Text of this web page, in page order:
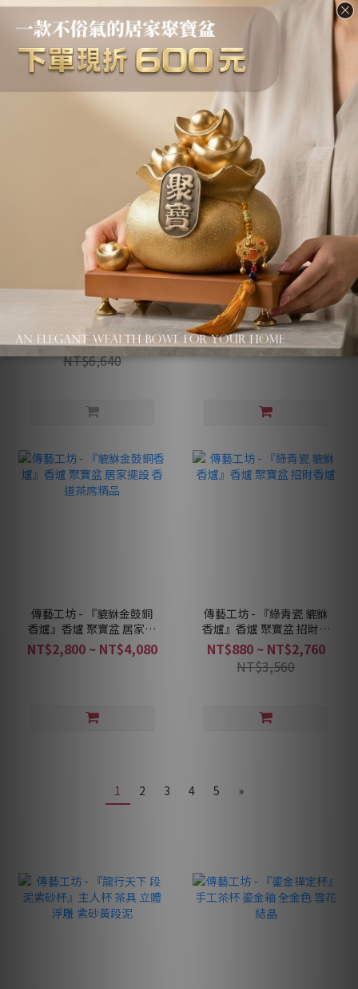
銅香爐』小香爐 聚寶盆 居
家擺設 香道茶席精品
NT$2,800 ~ NT$5,770
NT$6,640
花銅香爐』大香爐 聚寶盆
居家擺設 香道茶席精品
NT$3,800 ~ NT$6,770
傳藝工坊 - 『雙龍戲珠 銅
香爐』香爐 聚寶盆 居家擺
設 香道茶席精品
NT$2,800 ~ NT$5,770
NT$6,640
傳藝工坊 - 『竹風灑金藍
香爐』香爐 聚寶盆 招財香
爐
NT$880 ~ NT$1,880
傳藝工坊 - 『貔貅金鼓銅
香爐』香爐 聚寶盆 居家擺
設 香道茶席精品
NT$2,800 ~ NT$4,080
傳藝工坊 - 『綠青瓷 貔貅
香爐』香爐 聚寶盆 招財香
爐
NT$880 ~ NT$2,760
NT$3,560
1 2 3 4 5 »